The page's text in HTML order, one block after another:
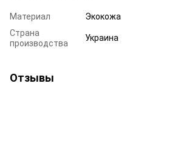
Материал
Экокожа
Страна
производства
Украина
Отзывы